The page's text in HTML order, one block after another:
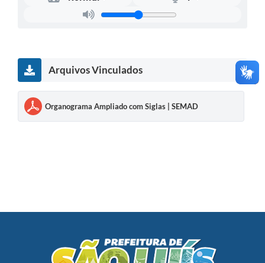
Arquivos Vinculados
Organograma Ampliado com Siglas | SEMAD